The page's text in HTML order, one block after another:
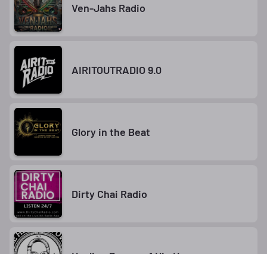
Ven-Jahs Radio
AIRITOUTRADIO 9.0
Glory in the Beat
Dirty Chai Radio